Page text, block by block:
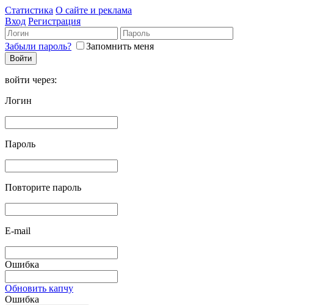
Статистика О сайте и реклама
Вход Регистрация
Забыли пароль? Запомнить меня
войти через:
Логин
Пароль
Повторите пароль
E-mail
Ошибка
Обновить капчу
Ошибка